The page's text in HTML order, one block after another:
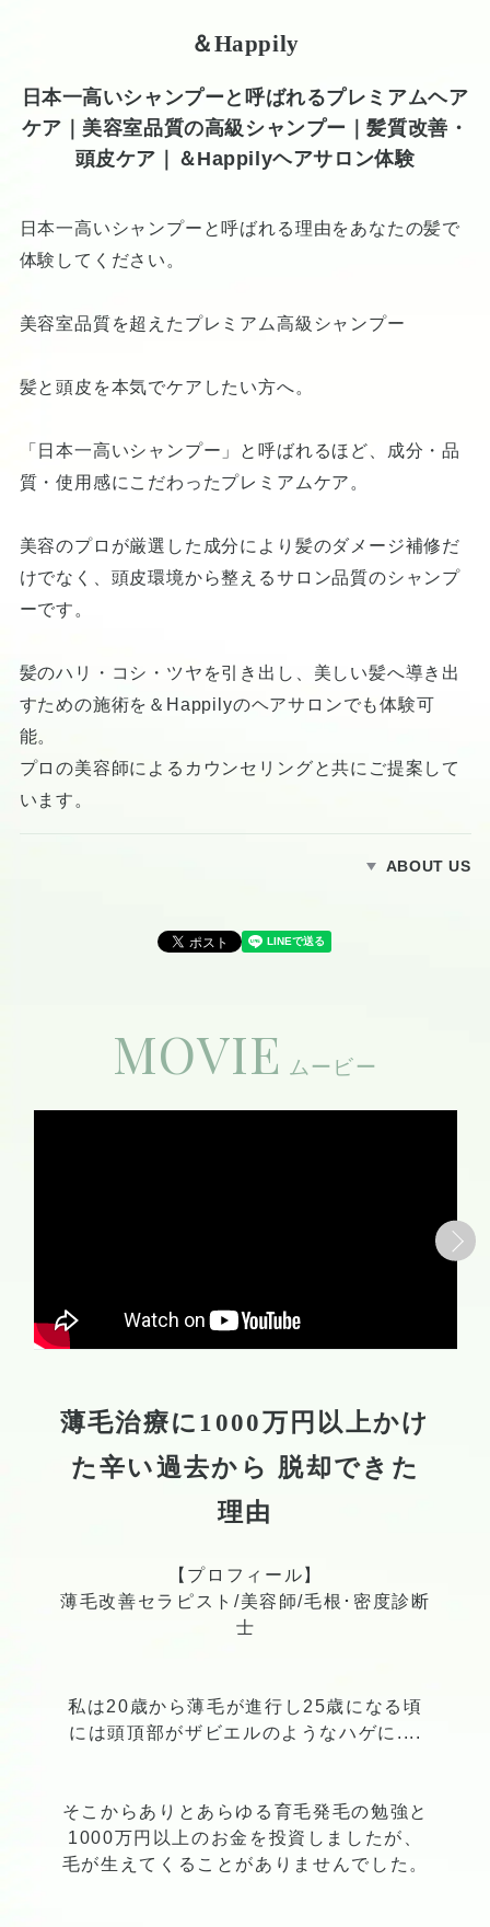
＆Happily
日本一高いシャンプーと呼ばれるプレミアムヘア
ケア｜美容室品質の高級シャンプー｜髪質改善・
頭皮ケア｜＆Happilyヘアサロン体験
日本一高いシャンプーと呼ばれる理由をあなたの髪で
体験してください。
美容室品質を超えたプレミアム高級シャンプー
髪と頭皮を本気でケアしたい方へ。
「日本一高いシャンプー」と呼ばれるほど、成分・品
質・使用感にこだわったプレミアムケア。
美容のプロが厳選した成分により髪のダメージ補修だ
けでなく、頭皮環境から整えるサロン品質のシャンプ
ーです。
髪のハリ・コシ・ツヤを引き出し、美しい髪へ導き出
すための施術を＆Happilyのヘアサロンでも体験可
能。
プロの美容師によるカウンセリングと共にご提案して
います。
ABOUT US
MOVIE
薄毛治療に1000万円以上かけ
た辛い過去から 脱却できた
理由
【プロフィール】
薄毛改善セラピスト/美容師/毛根･密度診断
士
私は20歳から薄毛が進行し25歳になる頃
には頭頂部がザビエルのようなハゲに....
そこからありとあらゆる育毛発毛の勉強と
1000万円以上のお金を投資しましたが、
毛が生えてくることがありませんでした。